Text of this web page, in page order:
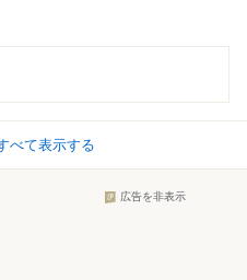
べて表示する
広告を非表示